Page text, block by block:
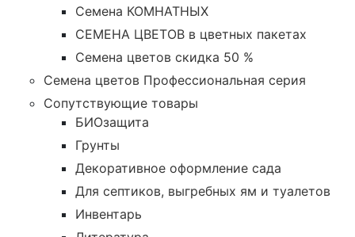
Семена КОМНАТНЫХ
СЕМЕНА ЦВЕТОВ в цветных пакетах
Семена цветов скидка 50 %
Семена цветов Профессиональная серия
Сопутствующие товары
БИОзащита
Грунты
Декоративное оформление сада
Для септиков, выгребных ям и туалетов
Инвентарь